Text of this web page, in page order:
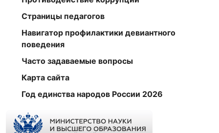
Страницы педагогов
Навигатор профилактики девиантного
поведения
Часто задаваемые вопросы
Карта сайта
Год единства народов России 2026